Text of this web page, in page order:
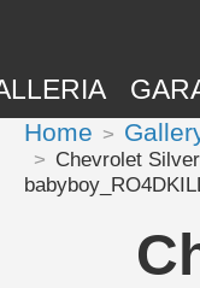
Home
Chevrolet